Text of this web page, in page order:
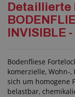
Detaillierte
INVISIBLE
Bodenfliese
komerzielle, Wohn-
sich um homogene
belastbar,